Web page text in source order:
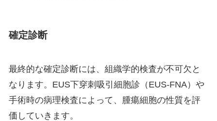
確定診断
最終的な確定診断には、組織学的検査が不可欠と
なります。EUS下穿刺吸引細胞診（EUS-FNA）や
手術時の病理検査によって、腫瘍細胞の性質を評
価していきます。